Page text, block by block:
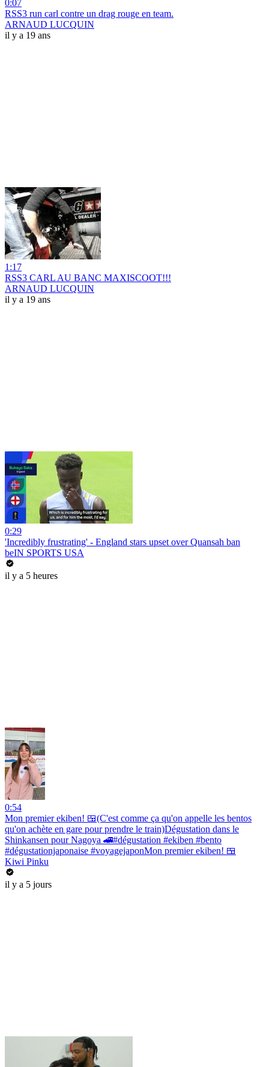
0:07
RSS3 run carl contre un drag rouge en team.
ARNAUD LUCQUIN
il y a 19 ans
1:17
RSS3 CARL AU BANC MAXISCOOT!!!
ARNAUD LUCQUIN
il y a 19 ans
0:29
'Incredibly frustrating' - England stars upset over Quansah ban
beIN SPORTS USA
il y a 5 heures
0:54
Mon premier ekiben! 🍱(C'est comme ça qu'on appelle les bentos
qu'on achète en gare pour prendre le train)Dégustation dans le
Shinkansen pour Nagoya 🚄#dégustation #ekiben #bento
#dégustationjaponaise #voyagejaponMon premier ekiben! 🍱
Kiwi Pinku
il y a 5 jours